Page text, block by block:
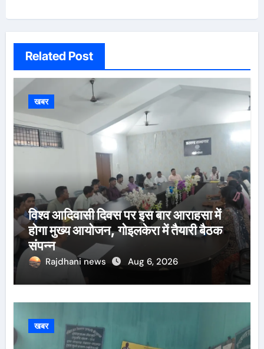
Related Post
खबर
विश्व आदिवासी दिवस पर इस बार आराहसा में
होगा मुख्य आयोजन, गोइलकेरा में तैयारी बैठक
संपन्न
Rajdhani news Aug 6, 2026
खबर